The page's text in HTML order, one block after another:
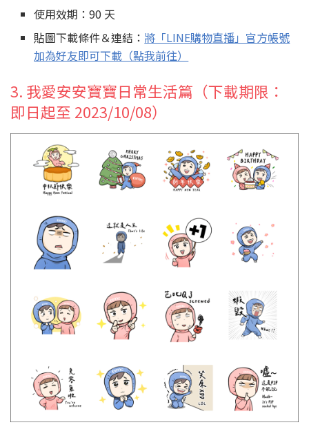
使用效期：90 天
貼圖下載條件＆連結： 將「LINE購物直播」官方帳號
加為好友即可下載（點我前往）
3. 我愛安安寶寶日常生活篇（下載期限：
即日起至 2023/10/08）